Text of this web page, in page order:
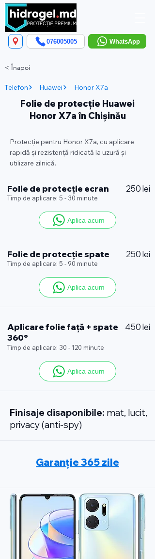
WhatsApp
076005005
< Înapoi
Telefon Huawei Honor X7a
Folie de protecție Huawei
Honor X7a în Chișinău
Protecție pentru Honor X7a, cu aplicare
rapidă și rezistență ridicată la uzură și
utilizare zilnică.
Folie de protecție ecran 250 lei
Timp de aplicare: 5 - 30 minute
Aplica acum
Folie de protecție spate 250 lei
Timp de aplicare: 5 - 90 minute
Aplica acum
Aplicare folie față + spate
360°
450 lei
Timp de aplicare: 30 - 120 minute
Aplica acum
Finisaje disaponibile: mat, lucit,
privacy (anti-spy)
Garanție 365 zile